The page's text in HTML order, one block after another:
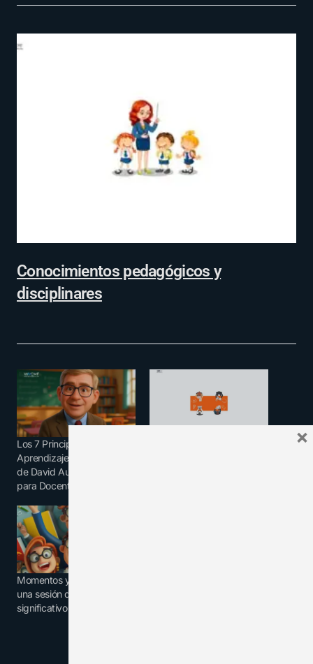
Conocimientos pedagógicos y
disciplinares
Los 7 Principios del
Aprendizaje Significativo
de David Ausubel: Guía
para Docentes
Momentos y procesos en
una sesión de aprendizaje
significativo
×